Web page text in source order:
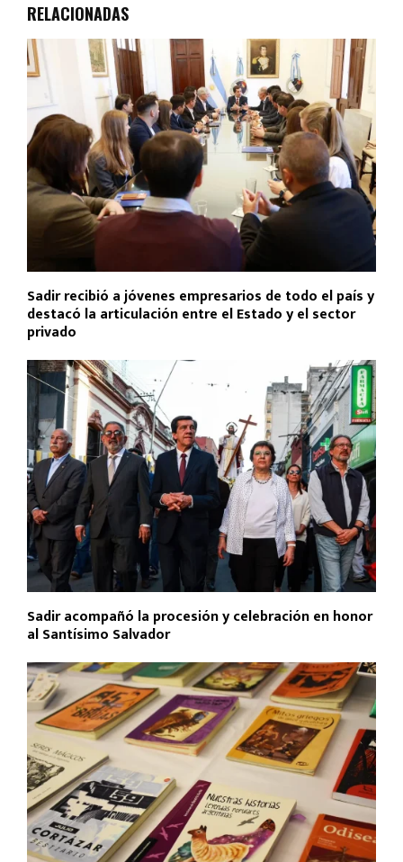
RELACIONADAS
Sadir recibió a jóvenes empresarios de todo el país y
destacó la articulación entre el Estado y el sector
privado
Sadir acompañó la procesión y celebración en honor
al Santísimo Salvador